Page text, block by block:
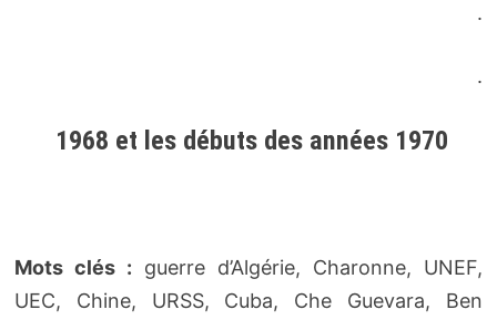
.
.
1968 et les débuts des années 1970
Mots clés : guerre d’Algérie, Charonne, UNEF,
UEC, Chine, URSS, Cuba, Che Guevara, Ben